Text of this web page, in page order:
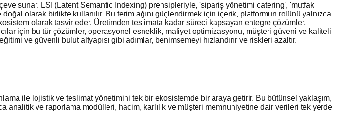
sunar. LSI (Latent Semantic Indexing) prensipleriyle, 'sipariş yönetimi catering', 'mutfak
olarak birlikte kullanılır. Bu terim ağını güçlendirmek için içerik, platformun rolünü yalnızca
olarak tasvir eder. Üretimden teslimata kadar süreci kapsayan entegre çözümler,
için bu tür çözümler, operasyonel esneklik, maliyet optimizasyonu, müşteri güveni ve kaliteli
ve güvenli bulut altyapısı gibi adımlar, benimsemeyi hızlandırır ve riskleri azaltır.
ile lojistik ve teslimat yönetimini tek bir ekosistemde bir araya getirir. Bu bütünsel yaklaşım,
analitik ve raporlama modülleri, hacim, karlılık ve müşteri memnuniyetine dair verileri tek yerde